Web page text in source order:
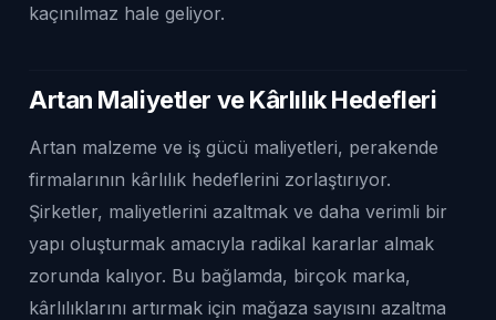
kaçınılmaz hale geliyor.
Artan Maliyetler ve Kârlılık Hedefleri
Artan malzeme ve iş gücü maliyetleri, perakende
firmalarının kârlılık hedeflerini zorlaştırıyor.
Şirketler, maliyetlerini azaltmak ve daha verimli bir
yapı oluşturmak amacıyla radikal kararlar almak
zorunda kalıyor. Bu bağlamda, birçok marka,
kârlılıklarını artırmak için mağaza sayısını azaltma